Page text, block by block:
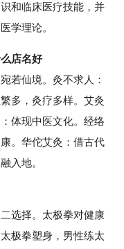
和临床医疗技能，并
学理论。
店名好
仙境。灸不求人：
多，灸疗多样。艾灸
体现中医文化。经络
。华佗艾灸：借古代
入地。
选择。太极拳对健康
极拳塑身，男性练太